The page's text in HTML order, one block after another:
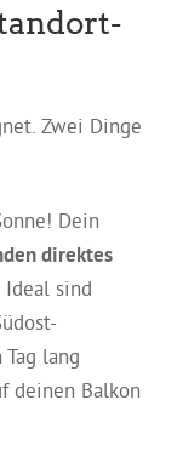
Zwei Dinge
Dein
direktes
Ideal sind
lang
deinen Balkon